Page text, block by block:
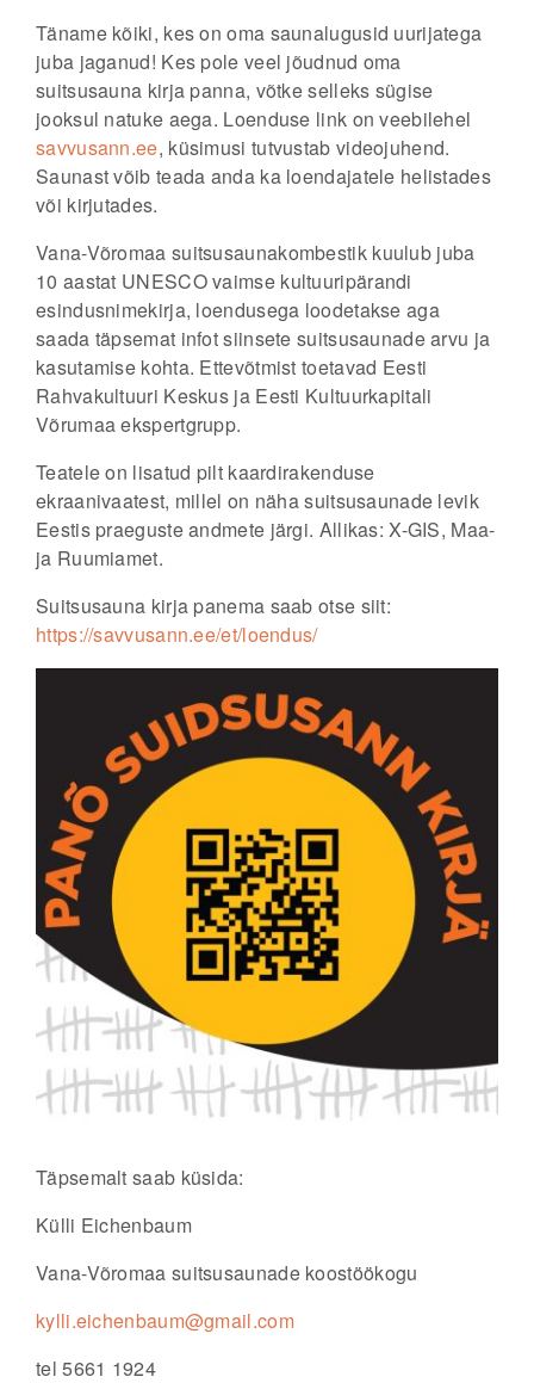
Täname kõiki, kes on oma saunalugusid uurijatega
juba jaganud! Kes pole veel jõudnud oma
suitsusauna kirja panna, võtke selleks sügise
jooksul natuke aega. Loenduse link on veebilehel
savvusann.ee, küsimusi tutvustab videojuhend.
Saunast võib teada anda ka loendajatele helistades
või kirjutades.
Vana-Võromaa suitsusaunakombestik kuulub juba
10 aastat UNESCO vaimse kultuuripärandi
esindusnimekirja, loendusega loodetakse aga
saada täpsemat infot siinsete suitsusaunade arvu ja
kasutamise kohta. Ettevõtmist toetavad Eesti
Rahvakultuuri Keskus ja Eesti Kultuurkapitali
Võrumaa ekspertgrupp.
Teatele on lisatud pilt kaardirakenduse
ekraanivaatest, millel on näha suitsusaunade levik
Eestis praeguste andmete järgi. Allikas: X-GIS, Maa-
ja Ruumiamet.
Suitsusauna kirja panema saab otse siit:
https://savvusann.ee/et/loendus/
Täpsemalt saab küsida:
Külli Eichenbaum
Vana-Võromaa suitsusaunade koostöökogu
kylli.eichenbaum@gmail.com
tel 5661 1924